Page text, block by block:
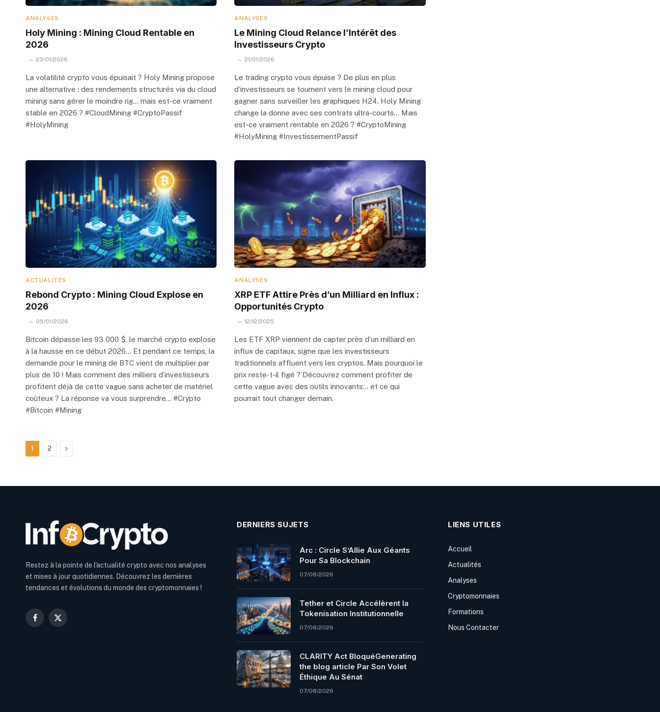
ANALYSES
Holy Mining : Mining Cloud Rentable en
2026
23/01/2026
La volatilité crypto vous épuisait ? Holy Mining propose
une alternative : des rendements structurés via du cloud
mining sans gérer le moindre rig… mais est-ce vraiment
stable en 2026 ? #CloudMining #CryptoPassif
#HolyMining
ANALYSES
Le Mining Cloud Relance l’Intérêt des
Investisseurs Crypto
21/01/2026
Le trading crypto vous épuise ? De plus en plus
d’investisseurs se tournent vers le mining cloud pour
gagner sans surveiller les graphiques H24. Holy Mining
change la donne avec ses contrats ultra-courts… Mais
est-ce vraiment rentable en 2026 ? #CryptoMining
#HolyMining #InvestissementPassif
ACTUALITÉS
Rebond Crypto : Mining Cloud Explose en
2026
05/01/2026
Bitcoin dépasse les 93 000 $, le marché crypto explose
à la hausse en ce début 2026… Et pendant ce temps, la
demande pour le mining de BTC vient de multiplier par
plus de 10 ! Mais comment des milliers d’investisseurs
profitent déjà de cette vague sans acheter de matériel
coûteux ? La réponse va vous surprendre… #Crypto
#Bitcoin #Mining
ANALYSES
XRP ETF Attire Près d’un Milliard en Influx :
Opportunités Crypto
12/12/2025
Les ETF XRP viennent de capter près d’un milliard en
influx de capitaux, signe que les investisseurs
traditionnels affluent vers les cryptos. Mais pourquoi le
prix reste-t-il figé ? Découvrez comment profiter de
cette vague avec des outils innovants… et ce qui
pourrait tout changer demain.
1 2 Next
Restez à la pointe de l'actualité crypto avec nos analyses
et mises à jour quotidiennes. Découvrez les dernières
tendances et évolutions du monde des cryptomonnaies !
Facebook
X
DERNIERS SUJETS
Arc : Circle S’Allie Aux Géants
Pour Sa Blockchain
07/08/2026
Tether et Circle Accélèrent la
Tokenisation Institutionnelle
07/08/2026
CLARITY Act BloquéGenerating
the blog article Par Son Volet
Éthique Au Sénat
07/08/2026
LIENS UTILES
Accueil
Actualités
Analyses
Cryptomonnaies
Formations
Nous Contacter